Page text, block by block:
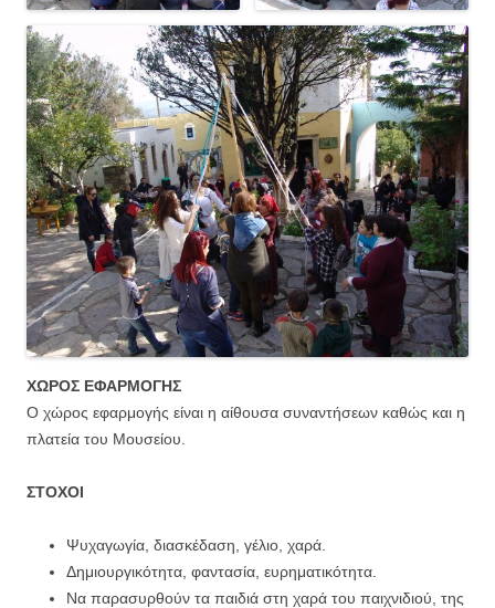
ΧΩΡΟΣ ΕΦΑΡΜΟΓΗΣ
Ο χώρος εφαρμογής είναι η αίθουσα συναντήσεων καθώς και η
πλατεία του Μουσείου.
ΣΤΟΧΟΙ
Ψυχαγωγία, διασκέδαση, γέλιο, χαρά.
Δημιουργικότητα, φαντασία, ευρηματικότητα.
Να παρασυρθούν τα παιδιά στη χαρά του παιχνιδιού, της